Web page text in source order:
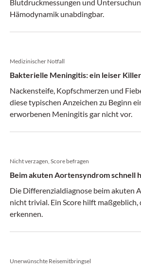
Blutdruckmessungen und
Hämodynamik unabdingbar.
Medizinischer Notfall
Bakterielle Meningitis: ein leiser Killer
Nackensteife, Kopfschmerzen und
diese typischen Anzeichen zu Beginn
erworbenen Meningitis gar nicht vor.
Nicht verzagen, Score befragen
Beim akuten Aortensyndrom schnell
Die Differenzialdiagnose beim akuten
nicht trivial. Ein Score hilft maßgeblich,
erkennen.
Unerwünschte Reisemitbringsel